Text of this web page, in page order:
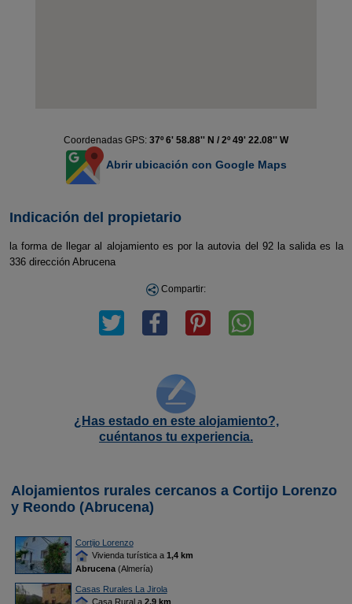
Coordenadas GPS: 37º 6' 58.88'' N / 2º 49' 22.08'' W
Abrir ubicación con Google Maps
Indicación del propietario
la forma de llegar al alojamiento es por la autovia del 92 la salida es la
336 dirección Abrucena
Compartir:
¿Has estado en este alojamiento?,
cuéntanos tu experiencia.
Alojamientos rurales cercanos a Cortijo Lorenzo
y Reondo (Abrucena)
Cortijo Lorenzo
Vivienda turística a 1,4 km
Abrucena(Almería)
Casas Rurales La Jirola
Casa Rural a 2,9 km